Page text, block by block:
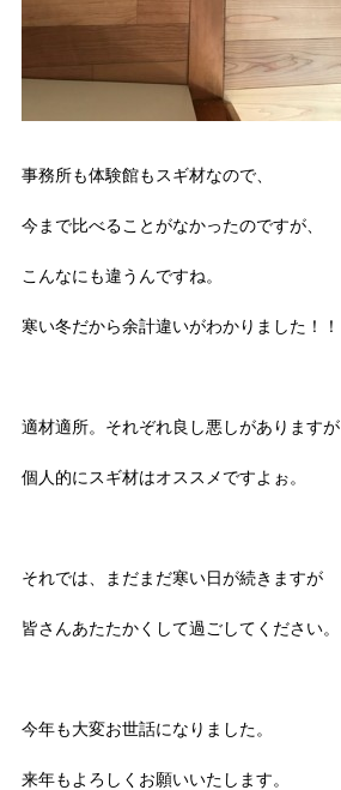
事務所も体験館もスギ材なので、
今まで比べることがなかったのですが、
こんなにも違うんですね。
寒い冬だから余計違いがわかりました！！
適材適所。それぞれ良し悪しがありますが
個人的にスギ材はオススメですよぉ。
それでは、まだまだ寒い日が続きますが
皆さんあたたかくして過ごしてください。
今年も大変お世話になりました。
来年もよろしくお願いいたします。